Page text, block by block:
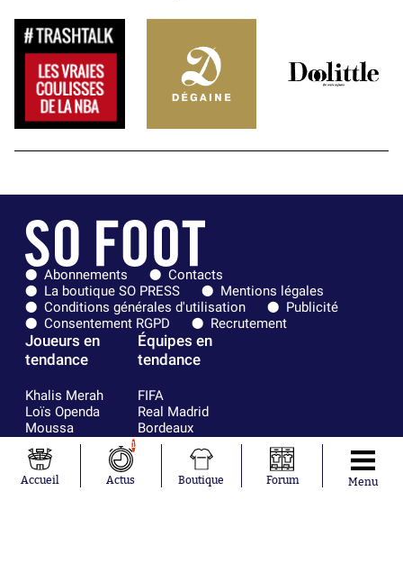
Abonnements
Contacts
La boutique SO PRESS
Mentions légales
Conditions générales d'utilisation
Publicité
Consentement RGPD
Recrutement
Joueurs en
tendance
Khalis Merah
Loïs Openda
Moussa
Niakhaté
Nicolás
Tagliafico
Pavel Šulc
Équipes en
tendance
FIFA
Real Madrid
Bordeaux
France
Paris Saint-
Germain
Accueil
1
Actus Boutique Forum Menu